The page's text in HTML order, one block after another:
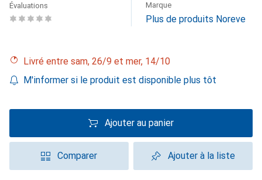
Évaluations Marque
Plus de produits Noreve
Livré entre sam, 26/9 et mer, 14/10
M'informer si le produit est disponible plus tôt
Ajouter au panier
Comparer Ajouter à la liste